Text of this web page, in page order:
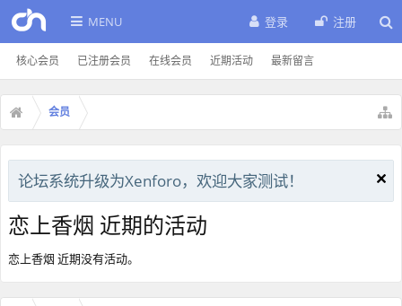
MENU
核心会员 已注册会员 在线会员 近期活动 最新留言
登录 注册
会员
论坛系统升级为Xenforo，欢迎大家测试！
恋上香烟 近期的活动
恋上香烟 近期没有活动。